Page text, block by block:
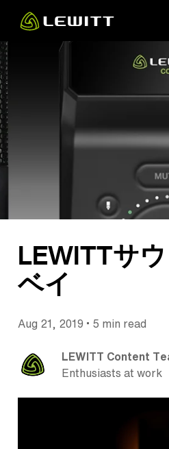
main
content
LEWITTサ
ベイ
Aug 21, 2019 • 5 min read
LEWITT Content
Enthusiasts at work